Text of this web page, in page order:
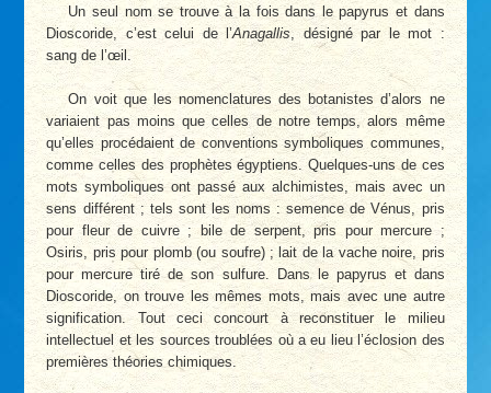
Un seul nom se trouve à la fois dans le papyrus et dans
Dioscoride, c’est celui de l’Anagallis, désigné par le mot :
sang de l’œil.
On voit que les nomenclatures des botanistes d’alors ne
variaient pas moins que celles de notre temps, alors même
qu’elles procédaient de conventions symboliques communes,
comme celles des prophètes égyptiens. Quelques-uns de ces
mots symboliques ont passé aux alchimistes, mais avec un
sens différent ; tels sont les noms : semence de Vénus, pris
pour fleur de cuivre ; bile de serpent, pris pour mercure ;
Osiris, pris pour plomb (ou soufre) ; lait de la vache noire, pris
pour mercure tiré de son sulfure. Dans le papyrus et dans
Dioscoride, on trouve les mêmes mots, mais avec une autre
signification. Tout ceci concourt à reconstituer le milieu
intellectuel et les sources troublées où a eu lieu l’éclosion des
premières théories chimiques.